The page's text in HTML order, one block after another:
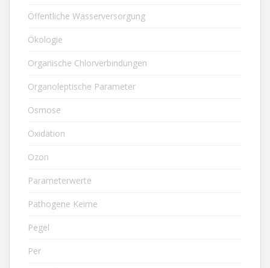
Öffentliche Wasserversorgung
Ökologie
Organische Chlorverbindungen
Organoleptische Parameter
Osmose
Oxidation
Ozon
Parameterwerte
Pathogene Keime
Pegel
Per